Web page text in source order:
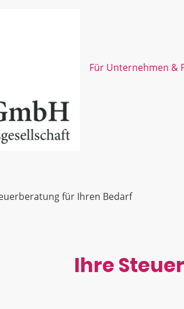
Für Unternehmen &
für Ihren Bedarf
Ihre